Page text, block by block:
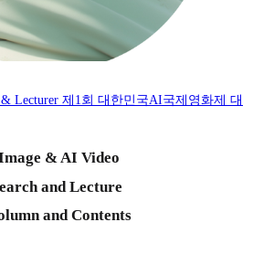
& Lecturer 제1회 대한민국AI국제영화제 대
& AI Video
and Lecture
and Contents